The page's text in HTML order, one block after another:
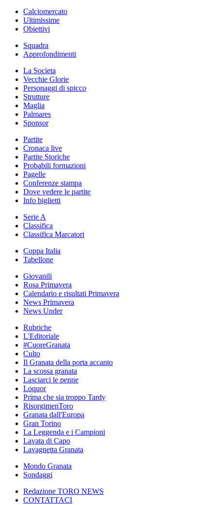
Calciomercato
Ultimissime
Obiettivi
Squadra
Approfondimenti
La Societa
Vecchie Glorie
Personaggi di spicco
Strutture
Maglia
Palmares
Sponsor
Partite
Cronaca live
Partite Storiche
Probabili formazioni
Pagelle
Conferenze stampa
Dove vedere le partite
Info biglietti
Serie A
Classifica
Classifica Marcatori
Coppa Italia
Tabellone
Giovanili
Rosa Primavera
Calendario e risultati Primavera
News Primavera
News Under
Rubriche
L'Editoriale
#CuoreGranata
Culto
Il Granata della porta accanto
La scossa granata
Lasciarci le penne
Loquor
Prima che sia troppo Tardy
RisorgimenToro
Granata dall'Europa
Gran Torino
La Leggenda e i Campioni
Lavata di Capo
Lavagnetta Granata
Mondo Granata
Sondaggi
Redazione TORO NEWS
CONTATTACI